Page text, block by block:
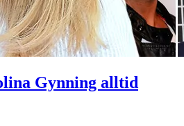
Gynning alltid